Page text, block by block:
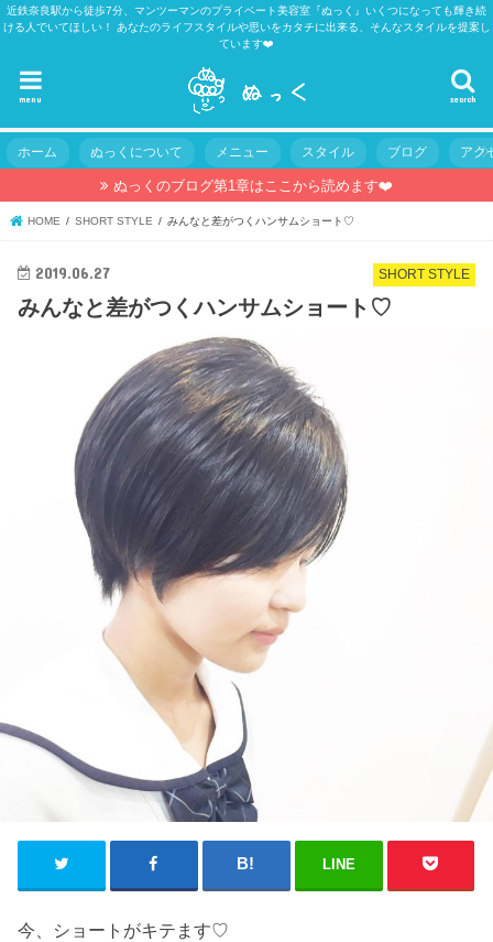
近鉄奈良駅から徒歩7分、マンツーマンのプライベート美容室『ぬっく』いくつになっても輝き続
ける人でいてほしい！ あなたのライフスタイルや思いをカタチに出来る、そんなスタイルを提案し
ています❤️
search
menu
ホーム ぬっくについて メニュー スタイル ブログ アク
ぬっくのブログ第1章はここから読めます❤️
HOME SHORT STYLE みんなと差がつくハンサムショート♡
SHORT STYLE
2019.06.27
みんなと差がつくハンサムショート♡
LINE
今、ショートがキテます♡